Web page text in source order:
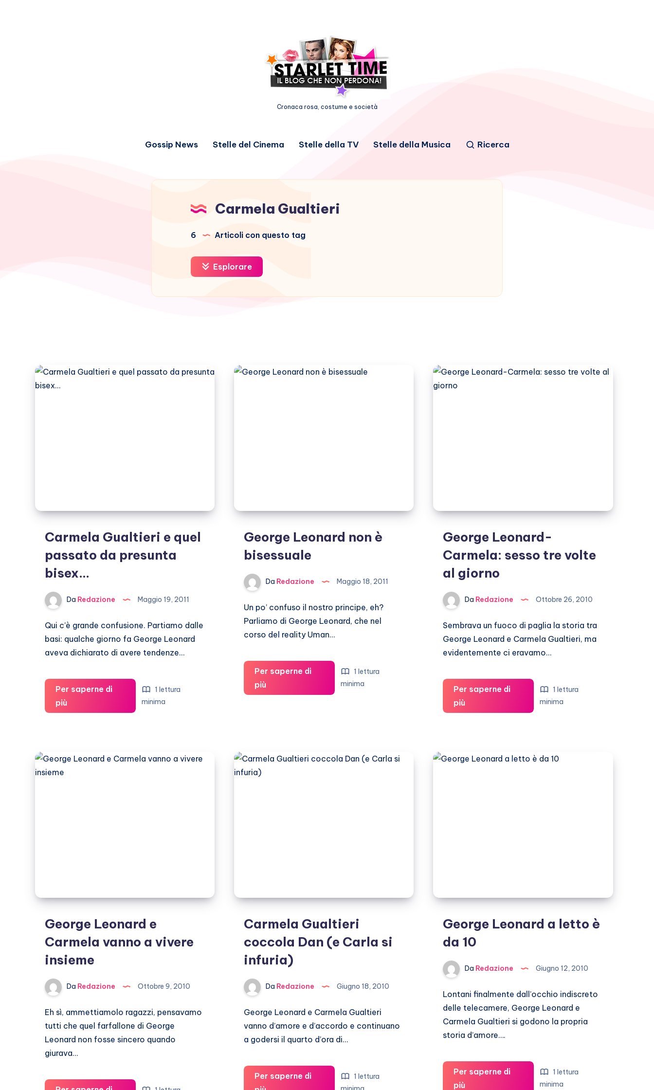
Cronaca rosa, costume e società
Gossip News Stelle del Cinema Stelle della TV Stelle della Musica Ricerca
Carmela Gualtieri
6 Articoli con questo tag
Esplorare
Carmela Gualtieri e quel
passato da presunta
bisex…
Da Redazione Maggio 19, 2011
Qui c’è grande confusione. Partiamo dalle
basi: qualche giorno fa George Leonard
aveva dichiarato di avere tendenze…
Per saperne di
piùCarmela
Gualtieri
passato
1 lettura
minima
George Leonard non è
bisessuale
Da Redazione Maggio 18, 2011
Un po’ confuso il nostro principe, eh?
Parliamo di George Leonard, che nel
corso del reality Uman…
Per saperne di
piùGeorge
Leonard
1 lettura
minima
George Leonard-
Carmela: sesso tre volte
al giorno
Da Redazione Ottobre 26, 2010
Sembrava un fuoco di paglia la storia tra
George Leonard e Carmela Gualtieri, ma
evidentemente ci eravamo…
Per saperne di
piùGeorge
Leonard-
tre
1 lettura
minima
George Leonard e
Carmela vanno a vivere
insieme
Da Redazione Ottobre 9, 2010
Eh sì, ammettiamolo ragazzi, pensavamo
tutti che quel farfallone di George
Leonard non fosse sincero quando
giurava…
Carmela Gualtieri
coccola Dan (e Carla si
infuria)
Da Redazione Giugno 18, 2010
George Leonard e Carmela Gualtieri
vanno d’amore e d’accordo e continuano
a godersi il quarto d’ora di…
Per saperne di
1 lettura
George Leonard a letto è
da 10
Da Redazione Giugno 12, 2010
Lontani finalmente dall’occhio indiscreto
delle telecamere, George Leonard e
Carmela Gualtieri si godono la propria
storia d’amore….
Per saperne di
piùGeorge
1 lettura
minima